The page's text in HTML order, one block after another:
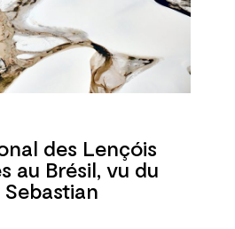
des Lençóis
au Brésil, vu du